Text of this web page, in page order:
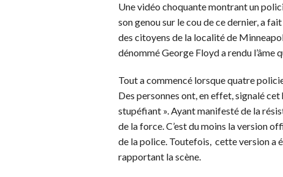
Une vidéo choquante montrant un
son genou sur le cou de ce dernier, a
des citoyens de la localité de
dénommé George Floyd a rendu l’âme
Tout a commencé lorsque quatre
Des personnes ont, en effet, signalé
stupéfiant ». Ayant manifesté de la
de la force. C’est du moins la version
de la police. Toutefois, cette version a
rapportant la scène.